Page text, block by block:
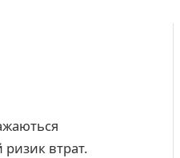
втрат.